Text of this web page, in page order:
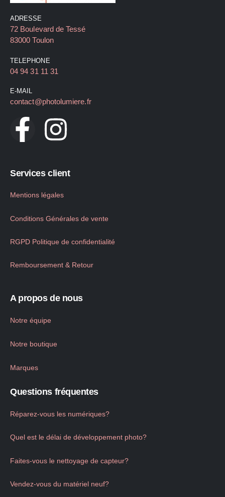
ADRESSE
72 Boulevard de Tessé
83000 Toulon
TELEPHONE
04 94 31 11 31
E-MAIL
contact@photolumiere.fr
Services client
Mentions légales
Conditions Générales de vente
RGPD Politique de confidentialité
Remboursement & Retour
A propos de nous
Notre équipe
Notre boutique
Marques
Questions fréquentes
Réparez-vous les numériques?
Quel est le délai de développement photo?
Faites-vous le nettoyage de capteur?
Vendez-vous du matériel neuf?